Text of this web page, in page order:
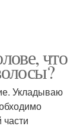
что
Укладываю